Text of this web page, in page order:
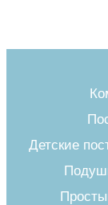
Детские